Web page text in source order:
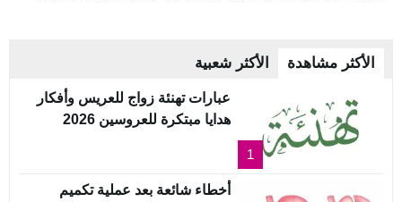
الأكثر مشاهدة الأكثر شعبية
1
عبارات تهنئة زواج للعريس وأفكار
هدايا مبتكرة للعروسين 2026
أخطاء شائعة بعد عملية تكميم